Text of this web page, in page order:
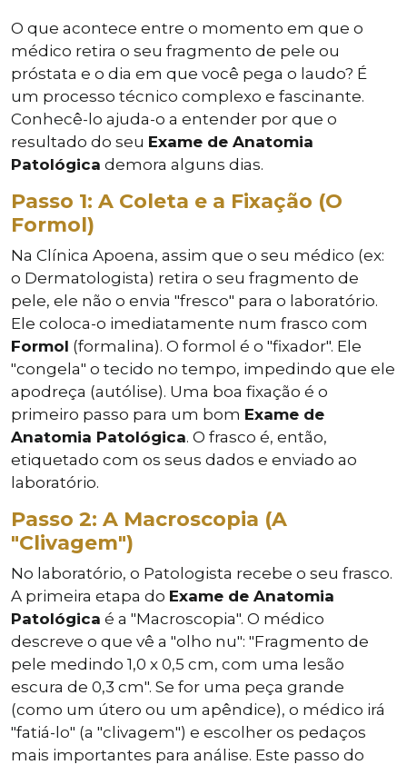
O que acontece entre o momento em que o
médico retira o seu fragmento de pele ou
próstata e o dia em que você pega o laudo? É
um processo técnico complexo e fascinante.
Conhecê-lo ajuda-o a entender por que o
resultado do seu Exame de Anatomia
Patológica demora alguns dias.
Passo 1: A Coleta e a Fixação (O
Formol)
Na Clínica Apoena, assim que o seu médico (ex:
o Dermatologista) retira o seu fragmento de
pele, ele não o envia "fresco" para o laboratório.
Ele coloca-o imediatamente num frasco com
Formol (formalina). O formol é o "fixador". Ele
"congela" o tecido no tempo, impedindo que ele
apodreça (autólise). Uma boa fixação é o
primeiro passo para um bom Exame de
Anatomia Patológica. O frasco é, então,
etiquetado com os seus dados e enviado ao
laboratório.
Passo 2: A Macroscopia (A
"Clivagem")
No laboratório, o Patologista recebe o seu frasco.
A primeira etapa do Exame de Anatomia
Patológica é a "Macroscopia". O médico
descreve o que vê a "olho nu": "Fragmento de
pele medindo 1,0 x 0,5 cm, com uma lesão
escura de 0,3 cm". Se for uma peça grande
(como um útero ou um apêndice), o médico irá
"fatiá-lo" (a "clivagem") e escolher os pedaços
mais importantes para análise. Este passo do